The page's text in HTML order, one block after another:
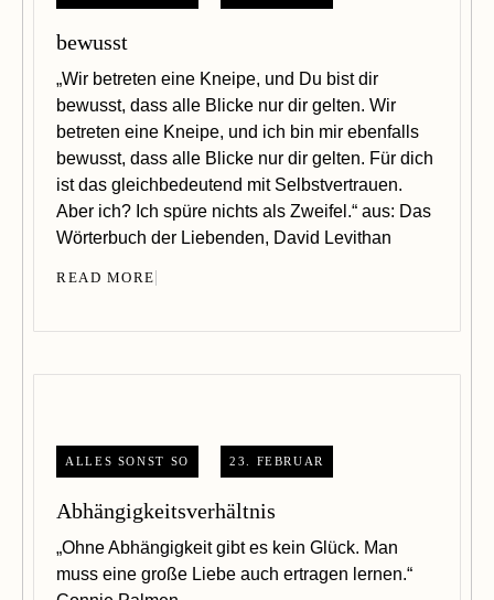
bewusst
„Wir betreten eine Kneipe, und Du bist dir
bewusst, dass alle Blicke nur dir gelten. Wir
betreten eine Kneipe, und ich bin mir ebenfalls
bewusst, dass alle Blicke nur dir gelten. Für dich
ist das gleichbedeutend mit Selbstvertrauen.
Aber ich? Ich spüre nichts als Zweifel.“ aus: Das
Wörterbuch der Liebenden, David Levithan
READ MORE
23. FEBRUAR
ALLES SONST SO
Abhängigkeitsverhältnis
„Ohne Abhängigkeit gibt es kein Glück. Man
muss eine große Liebe auch ertragen lernen.“